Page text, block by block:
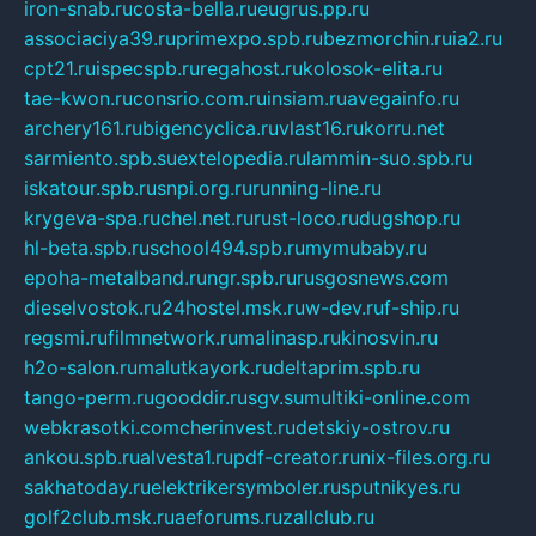
iron-snab.rucosta-bella.rueugrus.pp.ru
associaciya39.ruprimexpo.spb.rubezmorchin.ruia2.ru
cpt21.ruispecspb.ruregahost.rukolosok-elita.ru
tae-kwon.ruconsrio.com.ruinsiam.ruavegainfo.ru
archery161.rubigencyclica.ruvlast16.rukorru.net
sarmiento.spb.suextelopedia.rulammin-suo.spb.ru
iskatour.spb.rusnpi.org.rurunning-line.ru
krygeva-spa.ruchel.net.rurust-loco.rudugshop.ru
hl-beta.spb.ruschool494.spb.rumymubaby.ru
epoha-metalband.rungr.spb.rurusgosnews.com
dieselvostok.ru24hostel.msk.ruw-dev.ruf-ship.ru
regsmi.rufilmnetwork.rumalinasp.rukinosvin.ru
h2o-salon.rumalutkayork.rudeltaprim.spb.ru
tango-perm.rugooddir.rusgv.sumultiki-online.com
webkrasotki.comcherinvest.rudetskiy-ostrov.ru
ankou.spb.rualvesta1.rupdf-creator.runix-files.org.ru
sakhatoday.ruelektrikersymboler.rusputnikyes.ru
golf2club.msk.ruaeforums.ruzallclub.ru